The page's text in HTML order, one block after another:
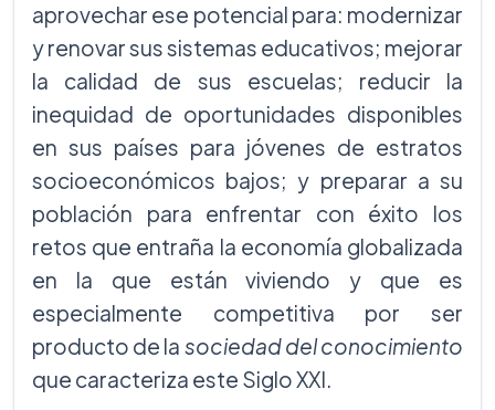
aprovechar ese potencial para: modernizar
y renovar sus sistemas educativos; mejorar
la calidad de sus escuelas; reducir la
inequidad de oportunidades disponibles
en sus países para jóvenes de estratos
socioeconómicos bajos; y preparar a su
población para enfrentar con éxito los
retos que entraña la economía globalizada
en la que están viviendo y que es
especialmente competitiva por ser
producto de la sociedad del conocimiento
que caracteriza este Siglo XXI.